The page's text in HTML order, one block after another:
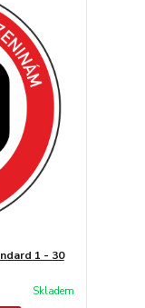
1 - 30
Skladem